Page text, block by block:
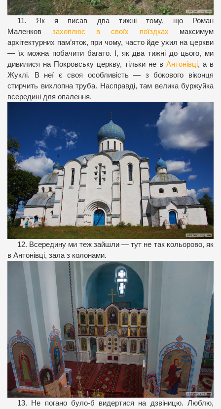
11. Як я писав два тижні тому, що Роман
Маленков захоплює в своїх поїздках максимум
архітектурних пам’яток, при чому, часто йде ухил на церкви
— їх можна побачити багато. І, як два тижні до цього, ми
дивилися на Покровську церкву, тільки не в Антонівці, а в
Жуклі. В неї є своя особливість — з бокового віконця
стирчить вихлопна труба. Насправді, там велика буржуйка
всередині для опалення.
12. Всередину ми теж зайшли — тут не так кольорово, як
в Антонівці, зала з колонами.
13. Не погано було-б видертися на дзвіницю. Люблю,